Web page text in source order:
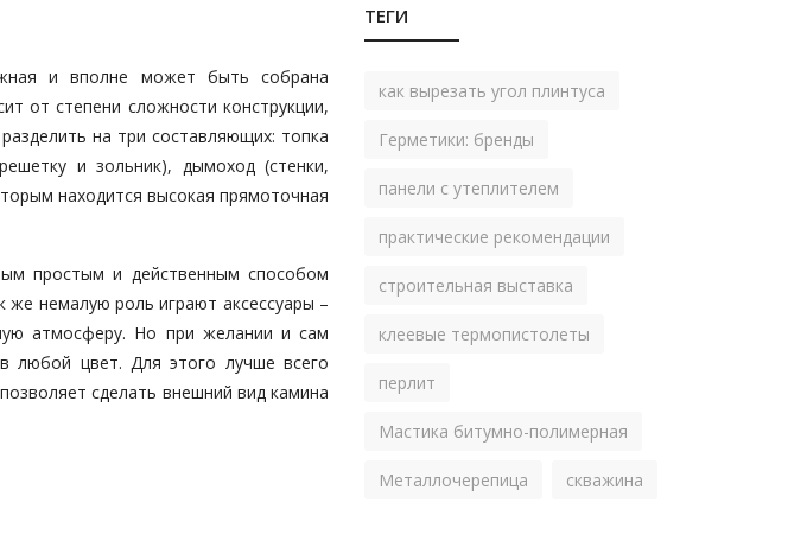
и вполне может быть собрана
от степени сложности конструкции,
на три составляющих: топка
и зольник), дымоход (стенки,
находится высокая прямоточная
простым и действенным способом
же немалую роль играют аксессуары –
атмосферу. Но при желании и сам
любой цвет. Для этого лучше всего
сделать внешний вид камина
ТЕГИ
как вырезать угол плинтуса
Герметики: бренды
панели с утеплителем
практические рекомендации
строительная выставка
клеевые термопистолеты
перлит
Мастика битумно-полимерная
Металлочерепица скважина